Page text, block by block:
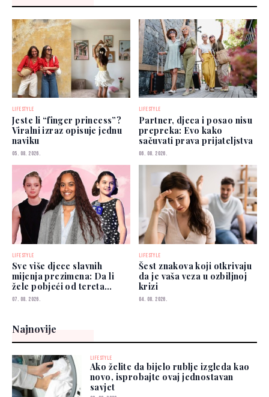
LIFESTYLE
Jeste li “finger princess”?
Viralni izraz opisuje jednu
naviku
05. 08. 2026.
LIFESTYLE
Partner, djeca i posao nisu
prepreka: Evo kako
sačuvati prava prijateljstva
06. 08. 2026.
LIFESTYLE
Sve više djece slavnih
mijenja prezimena: Da li
žele pobjeći od tereta
poznatih roditelja?
07. 08. 2026.
LIFESTYLE
Šest znakova koji otkrivaju
da je vaša veza u ozbiljnoj
krizi
04. 08. 2026.
Najnovije
LIFESTYLE
Ako želite da bijelo rublje izgleda kao
novo, isprobajte ovaj jednostavan
savjet